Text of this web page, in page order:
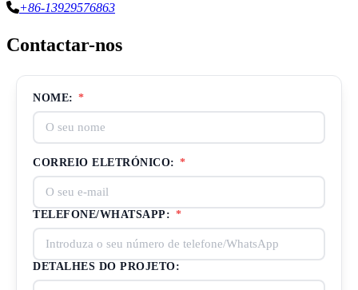
+86-13929576863
Contactar-nos
NOME: *
CORREIO ELETRÓNICO: *
TELEFONE/WHATSAPP: *
DETALHES DO PROJETO: